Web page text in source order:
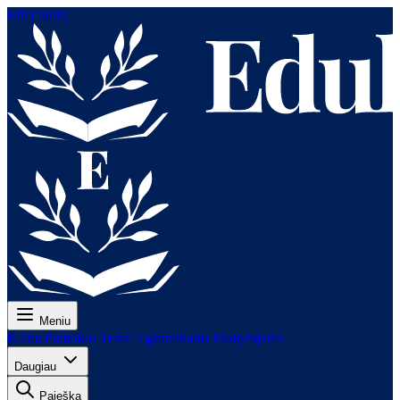
Eiti į turinį
Meniu
Kaina Pamokos Testai Egzaminams Mokytojams
Daugiau
Paieška